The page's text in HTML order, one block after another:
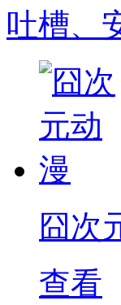
吐槽、
囧次
查看